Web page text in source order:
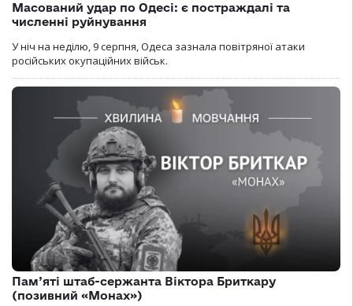
Масований удар по Одесі: є постраждалі та
численні руйнування
У ніч на неділю, 9 серпня, Одеса зазнала повітряної атаки
російських окупаційних військ.
Пам’яті штаб-сержанта Віктора Бриткару
(позивний «Монах»)